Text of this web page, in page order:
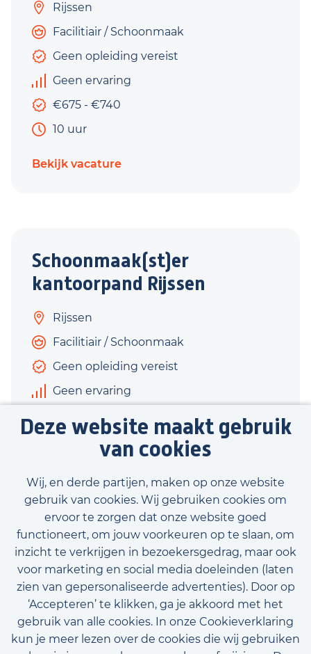
Deze website maakt gebruik
van cookies
Wij, en derde partijen, maken op onze website
gebruik van cookies. Wij gebruiken cookies om
ervoor te zorgen dat onze website goed
functioneert, om jouw voorkeuren op te slaan, om
inzicht te verkrijgen in bezoekersgedrag, maar ook
voor marketing en social media doeleinden (laten
zien van gepersonaliseerde advertenties). Door op
‘Accepteren’ te klikken, ga je akkoord met het
gebruik van alle cookies. In onze Cookieverklaring
kun je meer lezen over de cookies die wij gebruiken
Rijssen
Facilitiair / Schoonmaak
Geen opleiding vereist
Geen ervaring
€675 - €740
10 uur
Bekijk vacature
Schoonmaak(st)er
kantoorpand Rijssen
Rijssen
Facilitiair / Schoonmaak
Geen opleiding vereist
Geen ervaring
€335 - €370
Bekijk vacature
Bekijk onze beschikbare vacatures